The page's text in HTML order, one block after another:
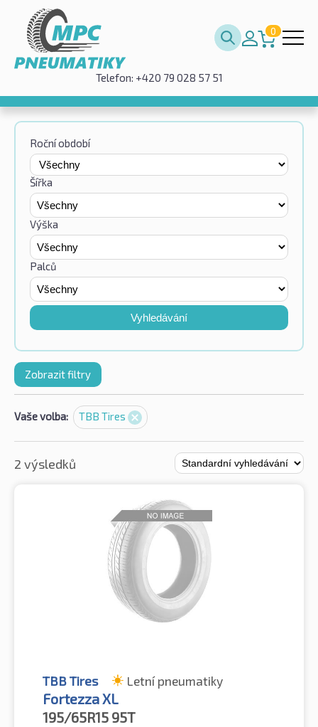
0
Telefon: +420 79 028 57 51
Roční období
Šířka
Výška
Palců
Vyhledávání
Zobrazit filtry
Vaše volba: TBB Tires
2 výsledků
TBB Tires Letní pneumatiky
Fortezza XL
195/65R15 95T